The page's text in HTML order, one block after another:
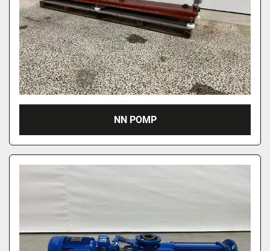
NN POMP